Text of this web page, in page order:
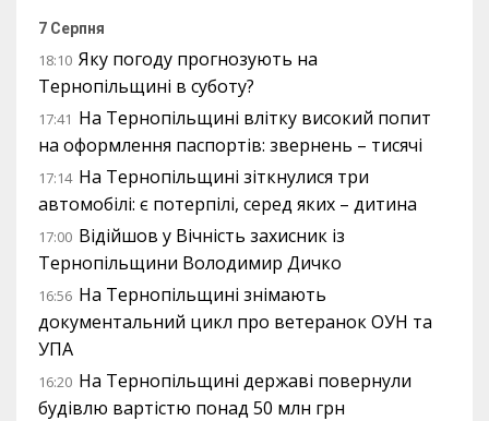
7 Серпня
18:10 Яку погоду прогнозують на
Тернопільщині в суботу?
17:41 На Тернопільщині влітку високий попит
на оформлення паспортів: звернень – тисячі
17:14 На Тернопільщині зіткнулися три
автомобілі: є потерпілі, серед яких – дитина
17:00 Відійшов у Вічність захисник із
Тернопільщини Володимир Дичко
16:56 На Тернопільщині знімають
документальний цикл про ветеранок ОУН та
УПА
16:20 На Тернопільщині державі повернули
будівлю вартістю понад 50 млн грн